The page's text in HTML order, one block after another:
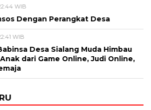
WIB
Dengan Perangkat Desa
WIB
Desa Sialang Muda Himbau
dari Game Online, Judi Online,